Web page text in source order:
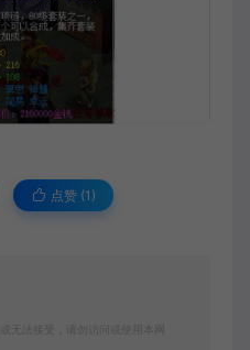
点赞 (1 )
无法接受，请勿访问或使用本网